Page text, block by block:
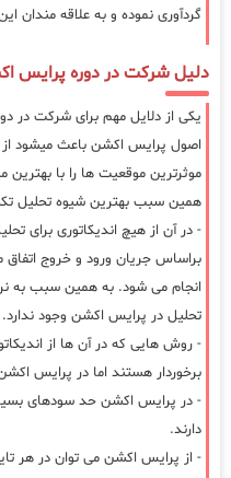
گردآوری نموده و به علاقه مندان
دلیل شرکت در دوره پرایس
یکی از دلایل مهم برای شرکت در
اصول پرایس اکشن باعث میشود از
موثرترین موقعیت ها را با بهترین
همین سبب بهترین شیوه تحلیل
- در آن از هیچ اندیکاتوری برای
براساس جریان ورود و خروج اتفاق
انجام می شود. به همین سبب به
تحلیل در پرایس اکشن وجود ندارد.
- روش هایی که در آن ها از
برخوردار هستند اما در پرایس
- در پرایس اکشن حد سودهای
دارند.
- از پرایس اکشن می توان در هر